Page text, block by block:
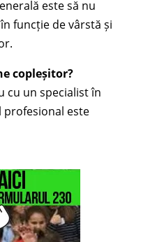
este să nu
funcție de vârstă și
copleșitor?
cu un specialist în
este